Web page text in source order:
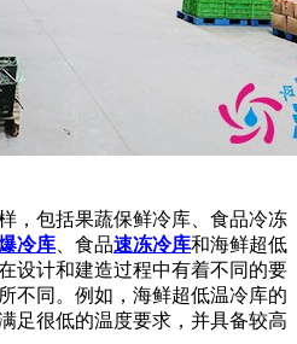
包括果蔬保鲜冷库、食品冷冻
冷库 、食品速冻冷库和海鲜超低
设计和建造过程中有着不同的要
不同。例如，海鲜超低温冷库的
足很低的温度要求，并具备较高